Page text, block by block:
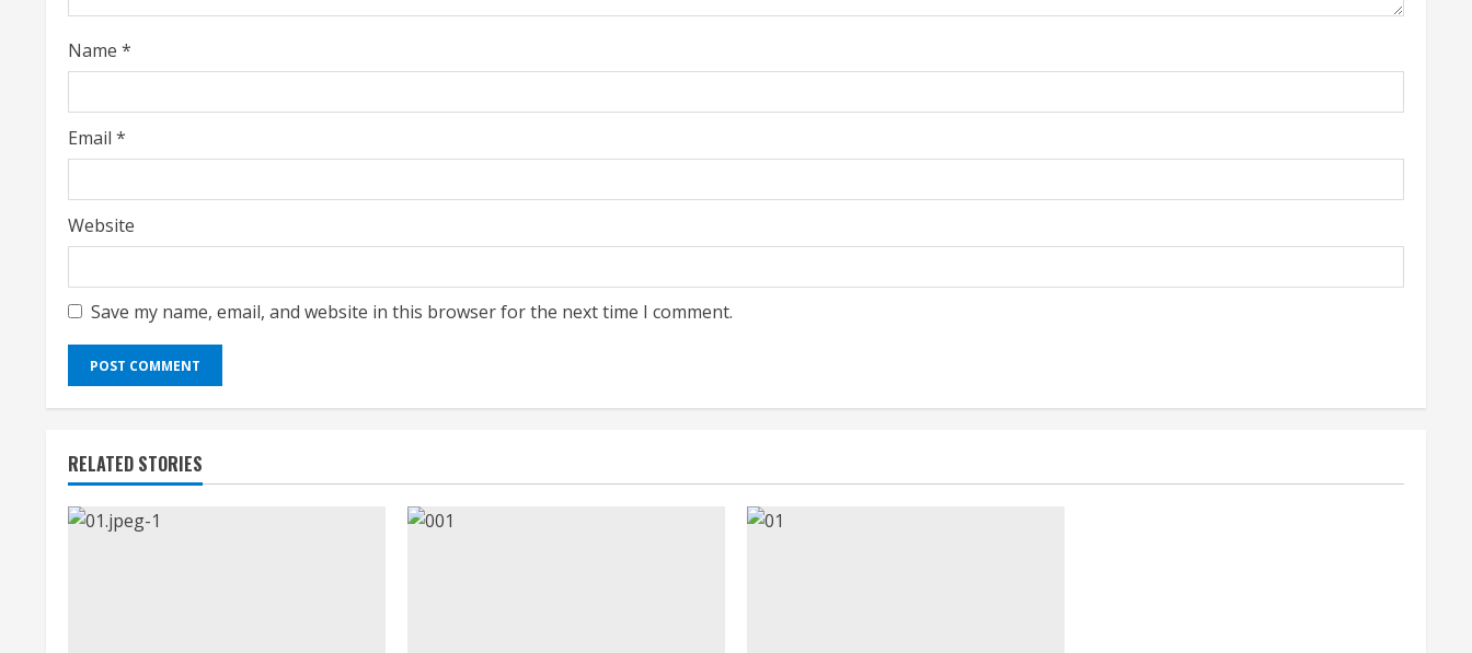
i
n
g
Name *
Email *
Website
Save my name, email, and website in this browser for the next time I comment.
RELATED STORIES